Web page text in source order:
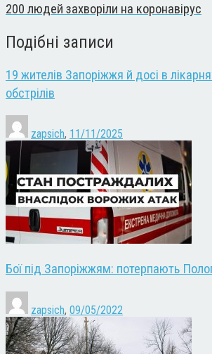
200 людей захворіли на коронавірус
Подібні записи
19 жителів Запоріжжя й досі в
обстрілів
zapsich, 11/11/2025
Бої під Запоріжжям: потерпають
zapsich, 09/05/2022